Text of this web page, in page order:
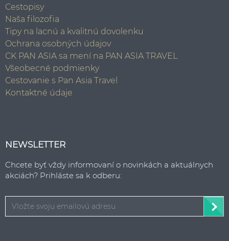
Cestopisy
Naša filozofia
Tipy na lacnú a kvalitnú dovolenku
Ochrana osobných údajov
CK PAN ASIA sa mení na PAN ASIA TRAVEL
Všeobecné podmienky
Cestovanie s Pan Asia Travel
Kontaktné údaje
NEWSLETTER
Chcete byť vždy informovaní o novinkách a aktuálnych
akciách? Prihláste sa k odberu: